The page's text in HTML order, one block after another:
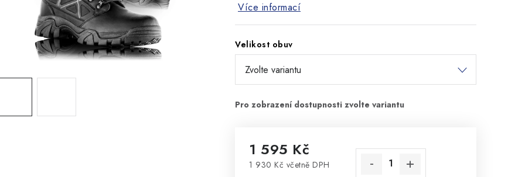
Více informací
Velikost obuv
1 595 Kč
1 930 Kč včetně DPH